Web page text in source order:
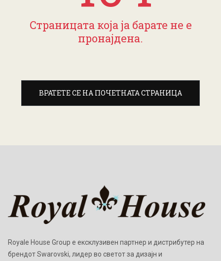
Страницата која ја барате не е
пронајдена.
ВРАТЕТЕ СЕ НА ПОЧЕТНАТА СТРАНИЦА
Royale House Group е ексклузивен партнер и дистрибутер на
брендот Swarovski, лидер во светот за дизајн и